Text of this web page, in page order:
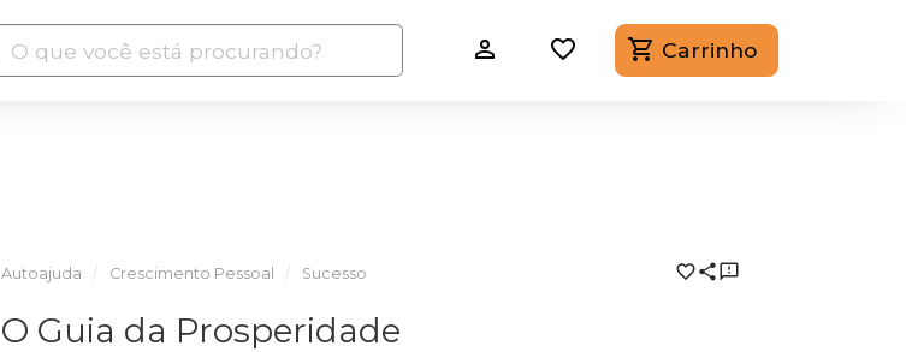
Carrinho
Autoajuda Crescimento Pessoal Sucesso
O Guia da Prosperidade